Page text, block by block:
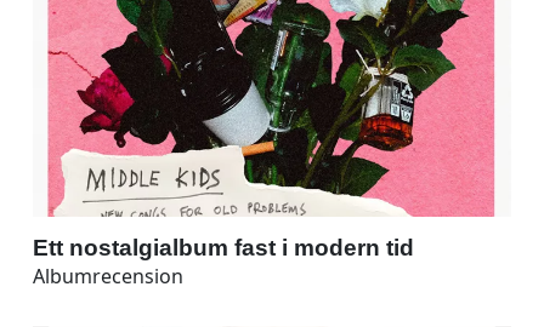
Ett nostalgialbum fast i modern tid
Albumrecension